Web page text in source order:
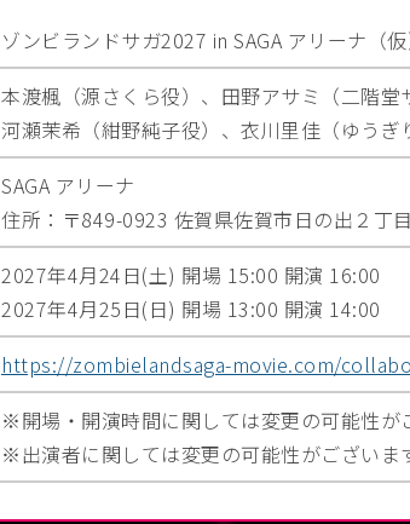
ゾンビランドサガ2027 in SAGA アリーナ（仮
本渡楓（源さくら役）、田野アサミ（二階堂
河瀬茉希（紺野純子役）、衣川里佳（ゆうぎ
SAGA アリーナ
住所：〒849-0923 佐賀県佐賀市日の出２丁
2027年4月24日(土) 開場 15:00 開演 16:00
2027年4月25日(日) 開場 13:00 開演 14:00
https://zombielandsaga-movie.com/
開場・開演時間に関しては変更の可能性が
出演者に関しては変更の可能性がございま